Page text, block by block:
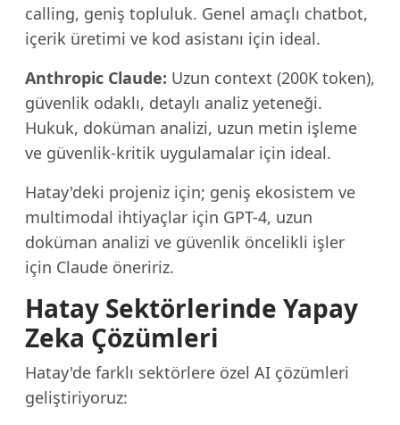
calling, geniş topluluk. Genel amaçlı chatbot,
içerik üretimi ve kod asistanı için ideal.
Anthropic Claude: Uzun context (200K token),
güvenlik odaklı, detaylı analiz yeteneği.
Hukuk, doküman analizi, uzun metin işleme
ve güvenlik-kritik uygulamalar için ideal.
Hatay'deki projeniz için; geniş ekosistem ve
multimodal ihtiyaçlar için GPT-4, uzun
doküman analizi ve güvenlik öncelikli işler
için Claude öneririz.
Hatay Sektörlerinde Yapay
Zeka Çözümleri
Hatay'de farklı sektörlere özel AI çözümleri
geliştiriyoruz: